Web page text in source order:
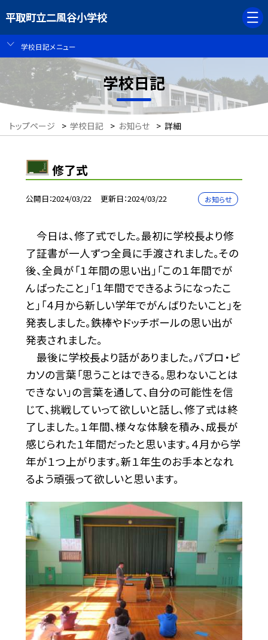
平取町立二風谷小学校
学校日記メニュー
学校日記
トップページ > 学校日記 > お知らせ > 詳細
修了式
公開日 2024/03/22 更新日 2024/03/22 お知らせ
今日は、修了式でした。最初に学校長より修
了証書が一人ずつ全員に手渡されました。その
後、全員が「１年間の思い出」「この１年間でが
んばったこと」「１年間でできるようになったこ
と」「４月から新しい学年でがんばりたいこと」を
発表しました。鉄棒やドッチボールの思い出が
発表されました。
最後に学校長より話がありました。パブロ・ピ
カソの言葉「思うことはできる。思わないことは
できない」の言葉を通して、自分の可能性を信
じて、挑戦していって欲しいと話し、修了式は終
了しました。１年間、様々な体験を積み、成長が
感じられた１年間だったと思います。４月から学
年が１つ上がります。新１年生のお手本となれ
るよう頑張って欲しいと思います。